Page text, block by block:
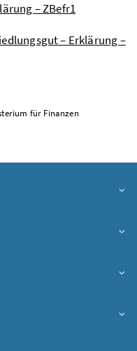
– ZBefr1
– Erklärung –
für Finanzen